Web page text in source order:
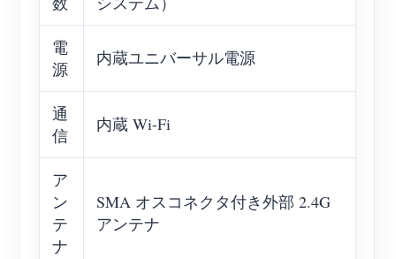
電
源
内蔵ユニバーサル電源
通
信
内蔵 Wi-Fi
ア
ン
テ
ナ
SMA オスコネクタ付き外部 2.4G
アンテナ